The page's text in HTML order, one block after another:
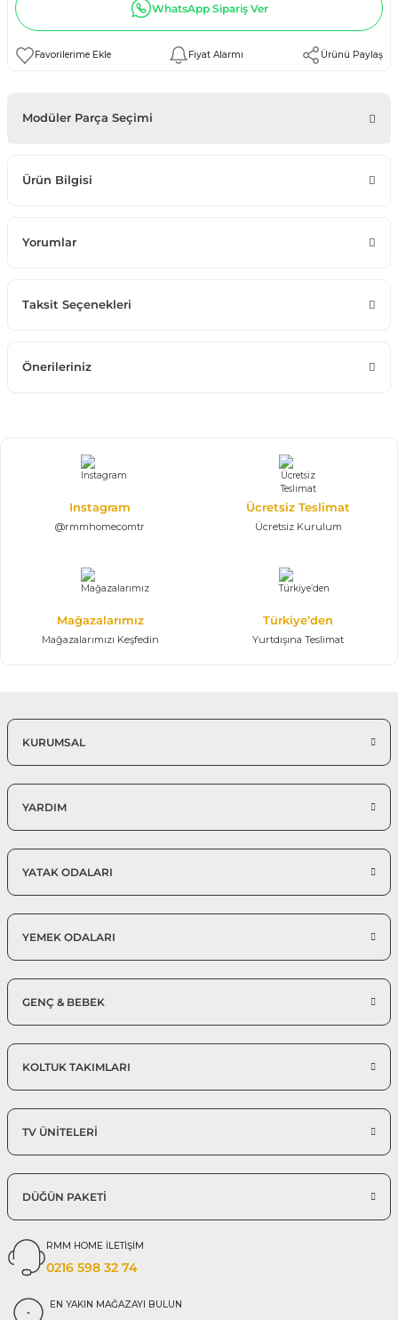
WhatsApp Sipariş Ver
Fiyat Alarmı Ürünü Paylaş
Modüler Parça Seçimi
Ürün Bilgisi
Yorumlar
Taksit Seçenekleri
Önerileriniz
Instagram
@rmmhomecomtr
Ücretsiz Teslimat
Ücretsiz Kurulum
Mağazalarımız
Mağazalarımızı Keşfedin
Türkiye’den
Yurtdışına Teslimat
KURUMSAL
YARDIM
YATAK ODALARI
YEMEK ODALARI
GENÇ & BEBEK
KOLTUK TAKIMLARI
TV ÜNİTELERİ
DÜĞÜN PAKETİ
RMM HOME İLETİŞİM
0216 598 32 74
EN YAKIN MAĞAZAYI BULUN